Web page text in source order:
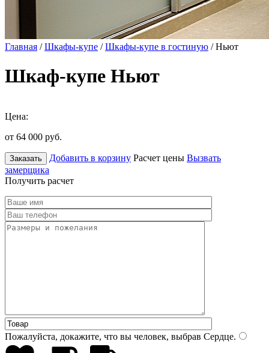
Главная /Шкафы-купе /Шкафы-купе в гостиную / Ньют
Шкаф-купе Ньют
Цена:
от 64 000 руб.
Заказать Добавить в корзину Расчет цены Вызвать
замерщика
Получить расчет
Пожалуйста, докажите, что вы человек, выбрав Сердце.